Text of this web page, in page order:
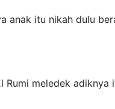
anak itu nikah dulu
Rumi meledek adiknya